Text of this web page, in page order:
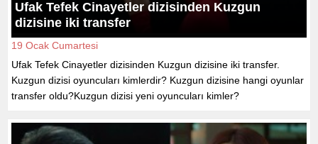
Ufak Tefek Cinayetler dizisinden Kuzgun
dizisine iki transfer
19 Ocak Cumartesi
Ufak Tefek Cinayetler dizisinden Kuzgun dizisine iki transfer.
Kuzgun dizisi oyuncuları kimlerdir? Kuzgun dizisine hangi oyunlar
transfer oldu?Kuzgun dizisi yeni oyuncuları kimler?